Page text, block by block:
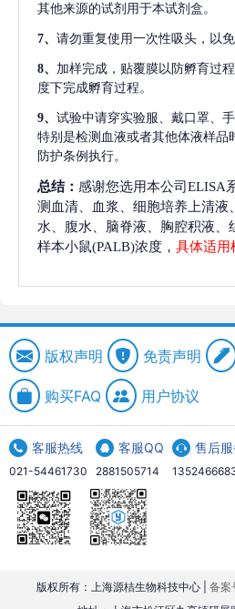
其他来源的试剂用于本试剂盒。
7、 请勿重复使用一次性吸头，以免
8、 加样完成，贴覆膜以防孵育过
度下完成孵育过程。
9、 试验中请穿实验服、戴口罩、
特别是检测血液或者其他体液样品
防护条例执行。
总结： 感谢您选用本公司ELISA
测血清、血浆、细胞培养上清液
水、腹水、脑脊液、胸腔积液、
样本小鼠(PALB)浓度， 具体适用
版权声明 免责声明
购买FAQ 用户协议
客服热线
021-54461730
客服QQ
2881505714
售后服
版权所有：上海源桔生物科技中心 | 备案